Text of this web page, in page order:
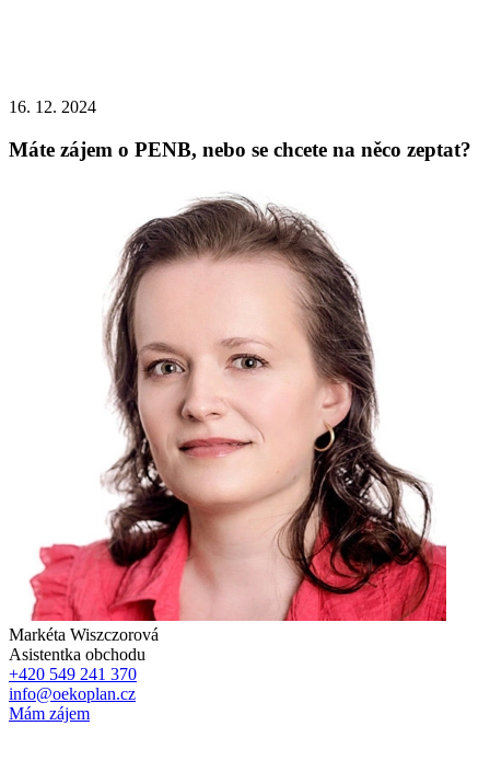
16. 12. 2024
Máte zájem o PENB, nebo se chcete na něco zeptat?
Markéta Wiszczorová
Asistentka obchodu
+420 549 241 370
info@oekoplan.cz
Mám zájem